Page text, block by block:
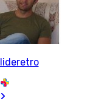
lideretro